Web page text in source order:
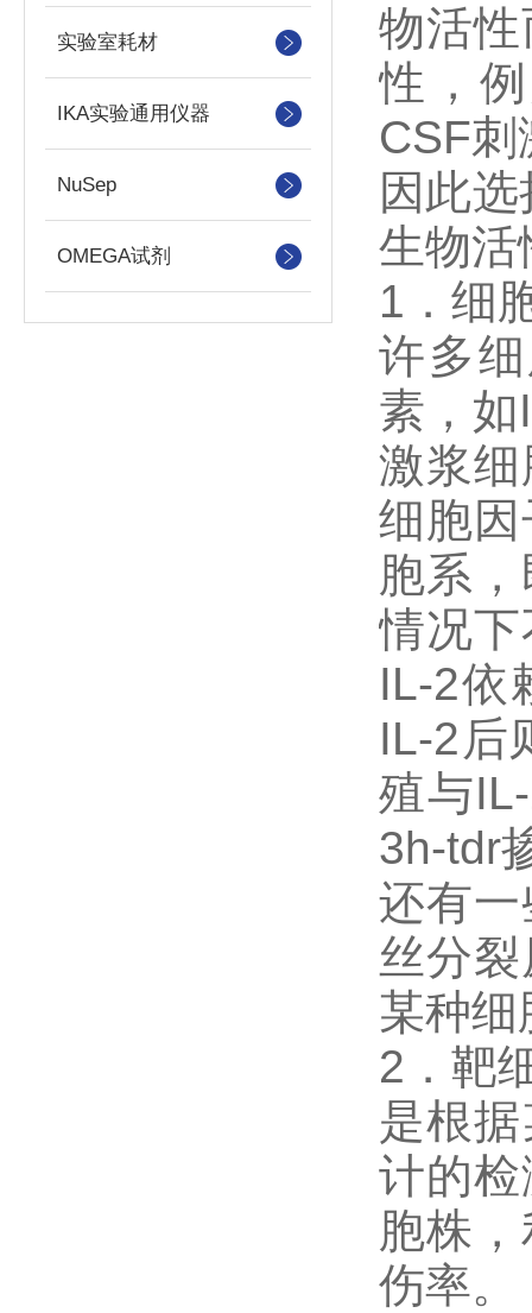
实验室耗材
IKA实验通用仪器
NuSep
OMEGA试剂
物活
性，
CSF
因此
生物活
1．细
许多
素，
激浆
细胞
胞系
情况
IL-2依
IL-2后
殖与
3h-tdr
还有
丝分
某种细
2．靶
是根
计的
胞株
伤率。